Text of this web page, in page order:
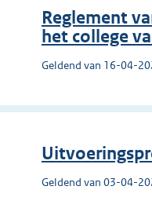
Reglement
het college
Geldend van 16-04-
Geldend van 03-04-